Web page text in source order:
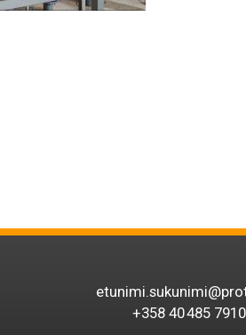
+358 40 485 7910